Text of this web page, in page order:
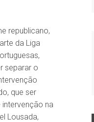
republicano,
da Liga
separar o
que ser
intervenção na
Lousada,